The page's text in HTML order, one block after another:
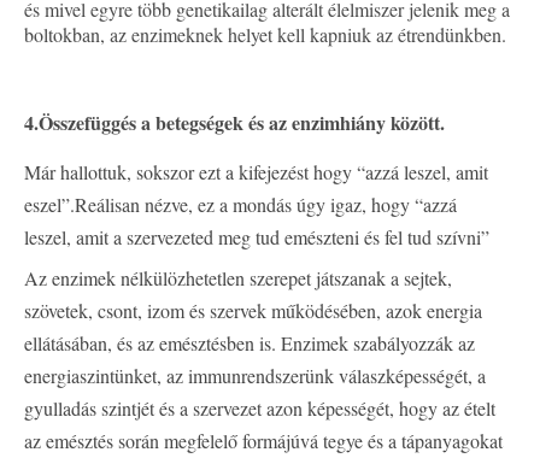
és mivel egyre több genetikailag alterált élelmiszer jelenik meg a
boltokban, az enzimeknek helyet kell kapniuk az étrendünkben.
4.Összefüggés a betegségek és az enzimhiány között.
Már hallottuk, sokszor ezt a kifejezésthogy “azzá leszel, amit
eszel”.Reálisan nézve, ez a mondás úgy igaz, hogy “azzá
leszel, amit a szervezeted meg tud emészteni és fel tud szívni”
Az enzimek nélkülözhetetlen szerepet játszanak a sejtek,
szövetek, csont, izom és szervek működésében, azok energia
ellátásában, és az emésztésben is. Enzimek szabályozzák az
energiaszintünket, az immunrendszerünk válaszképességét, a
gyulladás szintjét és a szervezet azon képességét, hogy az ételt
az emésztés során megfelelő formájúvá tegye és a tápanyagokat